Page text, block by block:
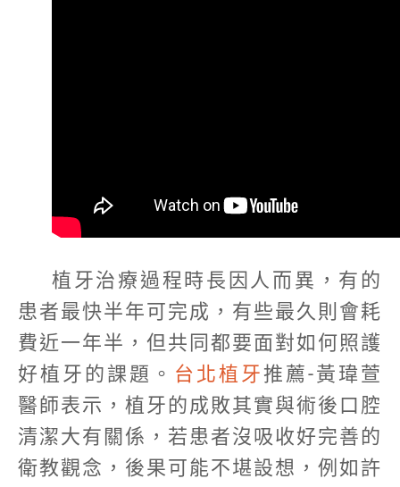
植牙治療過程時長因人而異，有的
患者最快半年可完成，有些最久則會耗
費近一年半，但共同都要面對如何照護
好植牙的課題。 台北植牙 推薦-黃瑋萱
醫師表示，植牙的成敗其實與術後口腔
清潔大有關係，若患者沒吸收好完善的
衛教觀念，後果可能不堪設想，例如許